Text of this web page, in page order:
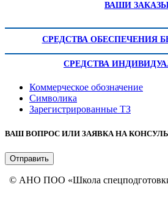
ВАШИ
СРЕДСТВА ОБЕСПЕЧЕНИЯ
СРЕДСТВА
Коммерческое обозначение
Символика
Зарегистрированные ТЗ
ВАШ ВОПРОС ИЛИ ЗАЯВКА НА
Отправить
© АНО ПОО «Школа спецподготовки